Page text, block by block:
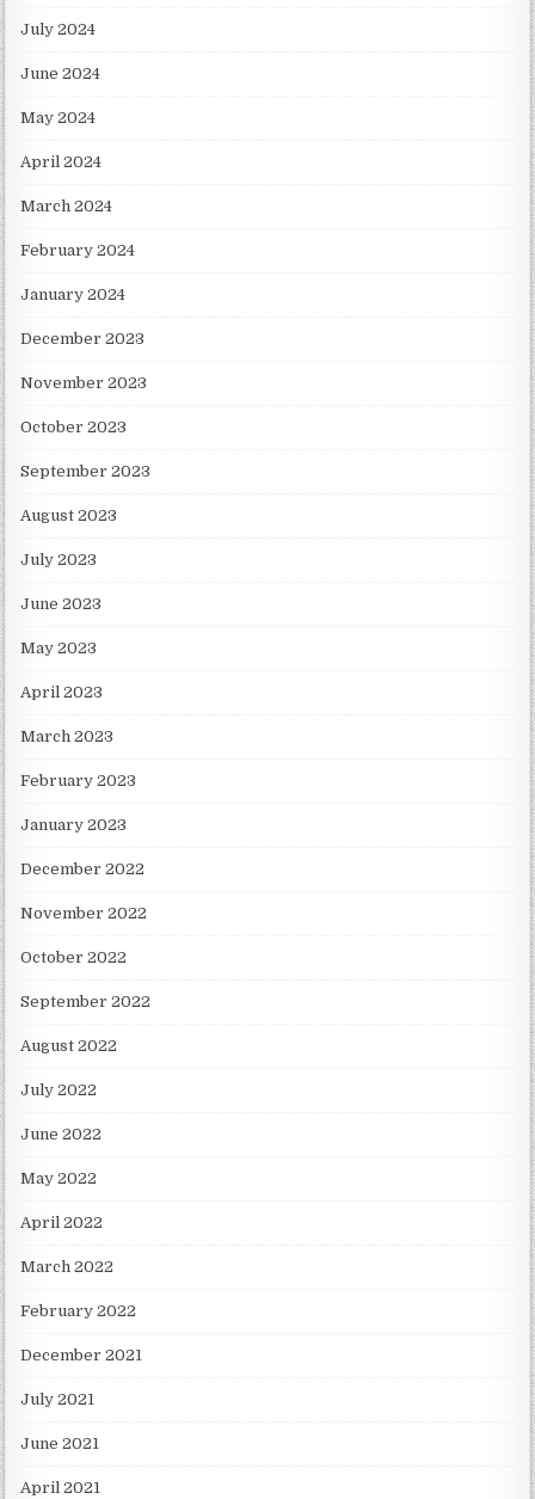
July 2024
June 2024
May 2024
April 2024
March 2024
February 2024
January 2024
December 2023
November 2023
October 2023
September 2023
August 2023
July 2023
June 2023
May 2023
April 2023
March 2023
February 2023
January 2023
December 2022
November 2022
October 2022
September 2022
August 2022
July 2022
June 2022
May 2022
April 2022
March 2022
February 2022
December 2021
July 2021
June 2021
April 2021